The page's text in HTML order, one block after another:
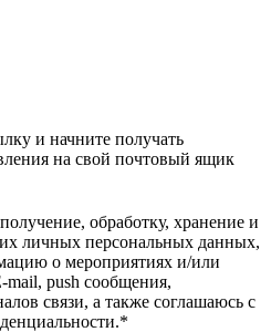
и начните получать
на свой почтовый ящик
обработку, хранение и
личных персональных данных,
о мероприятиях и/или
push сообщения,
связи, а также соглашаюсь с